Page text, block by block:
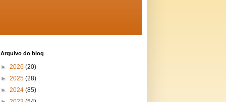
Arquivo do blog
► 2026 (20)
► 2025 (28)
► 2024 (85)